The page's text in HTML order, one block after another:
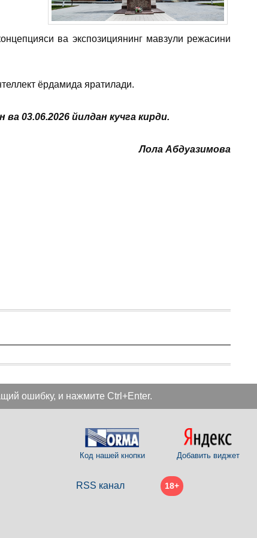
ва экспозициянинг мавзули режасини
ёрдамида яратилади.
03.06.2026 йилдан кучга кирди.
Лола Абдуазимова
ошибку, и нажмите Ctrl+Enter.
Код нашей кнопки Добавить виджет
RSS канал 18+